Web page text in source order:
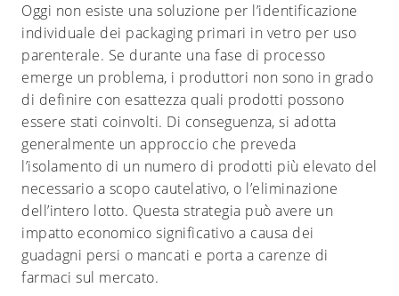
Oggi non esiste una soluzione per l’identificazione
individuale dei packaging primari in vetro per uso
parenterale. Se durante una fase di processo
emerge un problema, i produttori non sono in grado
di definire con esattezza quali prodotti possono
essere stati coinvolti. Di conseguenza, si adotta
generalmente un approccio che preveda
l’isolamento di un numero di prodotti più elevato del
necessario a scopo cautelativo, o l’eliminazione
dell’intero lotto. Questa strategia può avere un
impatto economico significativo a causa dei
guadagni persi o mancati e porta a carenze di
farmaci sul mercato.